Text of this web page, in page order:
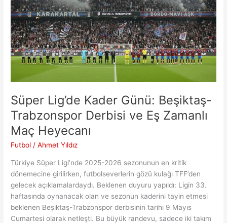
Süper Lig’de Kader Günü: Beşiktaş-
Trabzonspor Derbisi ve Eş Zamanlı
Maç Heyecanı
Futbol /Ahmet Yıldız
Türkiye Süper Ligi’nde 2025-2026 sezonunun en kritik
dönemecine girilirken, futbolseverlerin gözü kulağı TFF’den
gelecek açıklamalardaydı. Beklenen duyuru yapıldı: Ligin 33.
haftasında oynanacak olan ve sezonun kaderini tayin etmesi
beklenen Beşiktaş-Trabzonspor derbisinin tarihi 9 Mayıs
Cumartesi olarak netleşti. Bu büyük randevu, sadece iki takım